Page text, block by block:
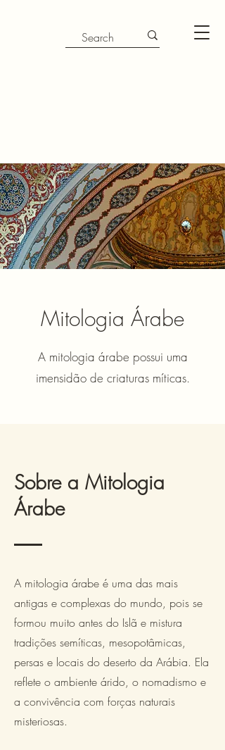
Mitologia Árabe
A mitologia árabe possui uma
imensidão de criaturas míticas.
Sobre a Mitologia
Árabe
A mitologia árabe é uma das mais
antigas e complexas do mundo, pois se
formou muito antes do Islã e mistura
tradições semíticas, mesopotâmicas,
persas e locais do deserto da Arábia. Ela
reflete o ambiente árido, o nomadismo e
a convivência com forças naturais
misteriosas.